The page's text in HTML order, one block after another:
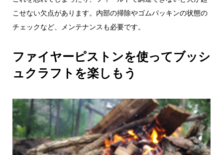
こせない欠点があります。内部の掃除やゴムパッキンの状態の
チェックなど、メンテナンスも必要です。
ファイヤーピストンを使ってブッシ
ュクラフトを楽しもう